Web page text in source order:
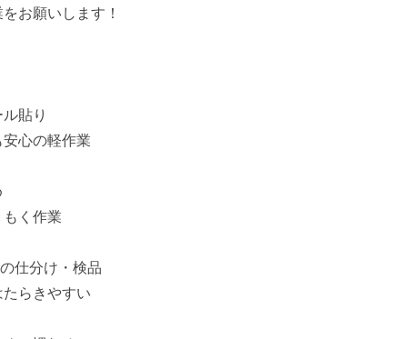
お願いします！
貼り
心の軽作業
く作業
仕分け・検品
らきやすい